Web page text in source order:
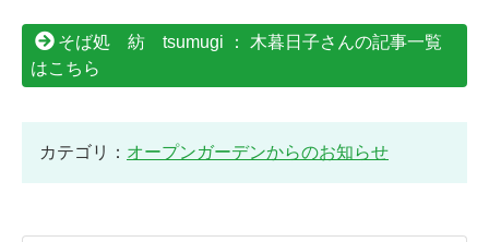
そば処 紡 tsumugi ： 木暮日子さんの記事一覧
はこちら
カテゴリ： オープンガーデンからのお知らせ